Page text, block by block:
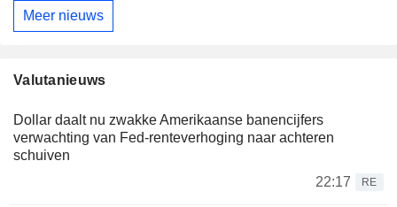
Meer nieuws
Valutanieuws
Dollar daalt nu zwakke Amerikaanse banencijfers
verwachting van Fed-renteverhoging naar achteren
schuiven
22:17
RE